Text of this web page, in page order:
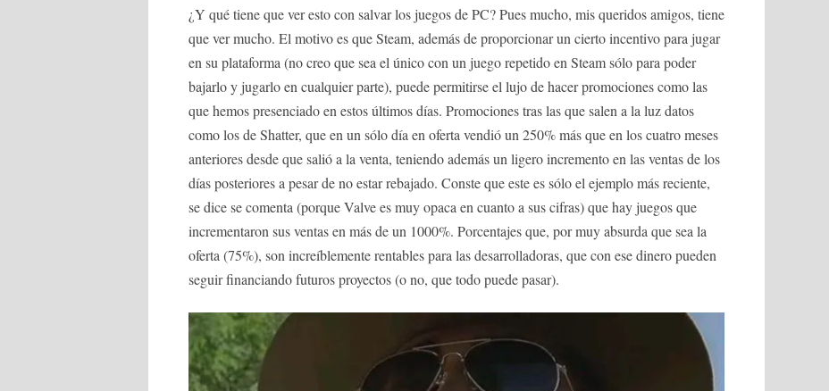
¿Y qué tiene que ver esto con salvar los juegos de PC? Pues mucho, mis queridos amigos, tiene
que ver mucho. El motivo es que Steam, además de proporcionar un cierto incentivo para jugar
en su plataforma (no creo que sea el único con un juego repetido en Steam sólo para poder
bajarlo y jugarlo en cualquier parte), puede permitirse el lujo de hacer promociones como las
que hemos presenciado en estos últimos días. Promociones tras las que salen a la luz datos
como los de Shatter, que en un sólo día en oferta vendió un 250% más que en los cuatro meses
anteriores desde que salió a la venta, teniendo además un ligero incremento en las ventas de los
días posteriores a pesar de no estar rebajado. Conste que este es sólo el ejemplo más reciente,
se dice se comenta (porque Valve es muy opaca en cuanto a sus cifras) que hay juegos que
incrementaron sus ventas en más de un 1000%. Porcentajes que, por muy absurda que sea la
oferta (75%), son increíblemente rentables para las desarrolladoras, que con ese dinero pueden
seguir financiando futuros proyectos (o no, que todo puede pasar).